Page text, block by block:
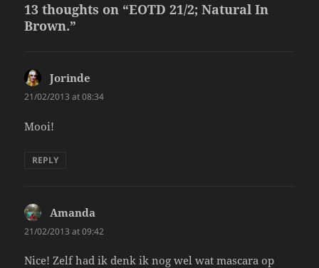
13 thoughts on “EOTD 21/2; Natural In
Brown.”
Jorinde
21/02/2013 at 08:34
Mooi!
REPLY
Amanda
21/02/2013 at 09:42
Nice! Zelf had ik denk ik nog wel wat mascara op